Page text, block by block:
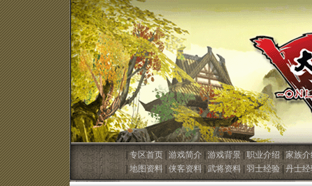
|专区首页 游戏简介|游戏背景 职业介绍|家族
|地图资料 |侠客资料|武将资料 羽士经验| 丹士